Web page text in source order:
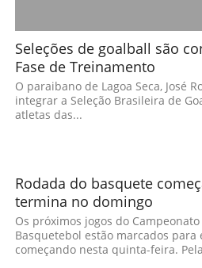
Seleções de goalball são
Fase de Treinamento
O paraibano de Lagoa Seca, José
integrar a Seleção Brasileira de
atletas das...
Rodada do basquete
termina no domingo
Os próximos jogos do
Basquetebol estão marcados para
começando nesta quinta-feira.